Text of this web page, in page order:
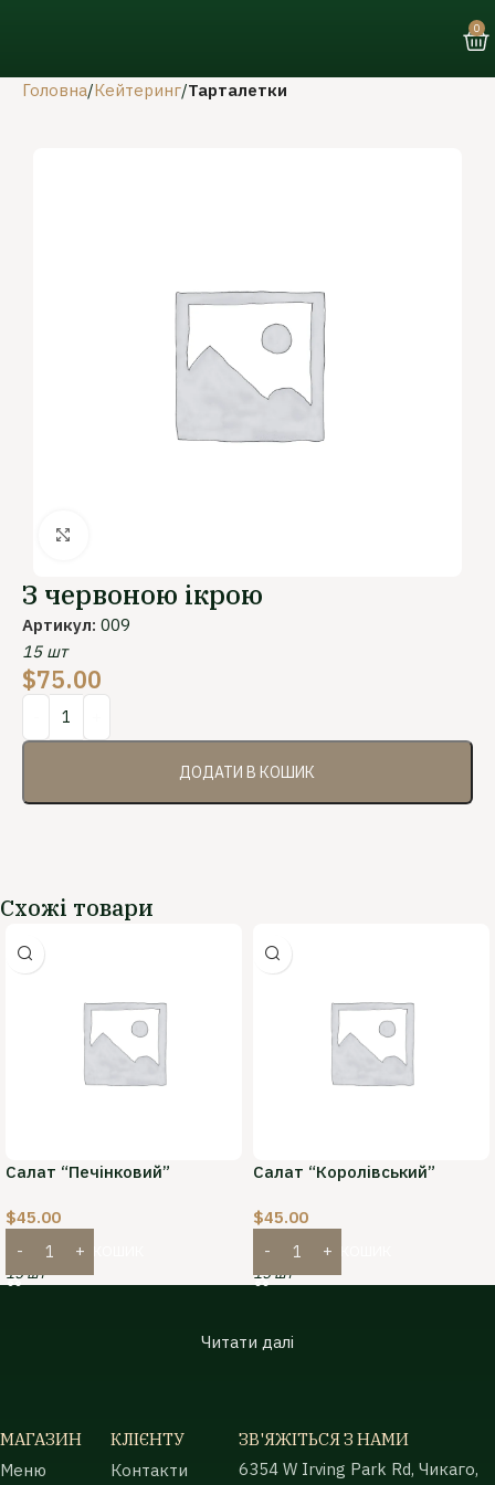
0
Головна Кейтеринг Тарталетки
З червоною ікрою
Артикул: 009
15 шт
$75.00
ДОДАТИ В КОШИК
Схожі товари
Салат “Печінковий”
$45.00
ДОДАТИ В КОШИК
15 шт
Салат “Королівський”
$45.00
ДОДАТИ В КОШИК
15 шт
Читати далі
МАГАЗИН
Меню
КЛІЄНТУ
Контакти
ЗВ'ЯЖІТЬСЯ З НАМИ
6354 W Irving Park Rd, Чикаго,